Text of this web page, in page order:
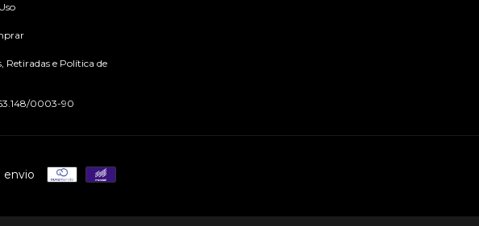
Retiradas e Política de
0003-90
envio